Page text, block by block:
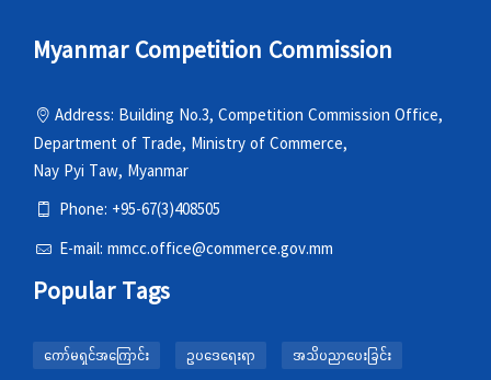
Myanmar Competition Commission
Address: Building No.3, Competition Commission Office,
Department of Trade, Ministry of Commerce,
Nay Pyi Taw, Myanmar
Phone: +95-67(3)408505
E-mail: mmcc.office@commerce.gov.mm
Popular Tags
ကော်မရှင်အကြောင်း ဥပဒေရေးရာ အသိပညာပေးခြင်း